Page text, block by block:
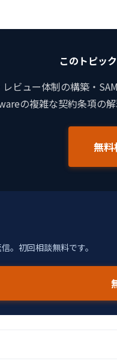
このトピッ
ビュー体制の構築・
の複雑な契約条項の
無
。初回相談無料です。